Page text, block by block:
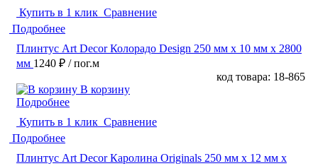
Купить в 1 клик Сравнение
Подробнее
Плинтус Art Decor Колорадо Design 250 мм х 10 мм х 2800
мм 1240 ₽ / пог.м
код товара: 18-865
В корзину
Подробнее
Купить в 1 клик Сравнение
Подробнее
Плинтус Art Decor Каролина Originals 250 мм х 12 мм х